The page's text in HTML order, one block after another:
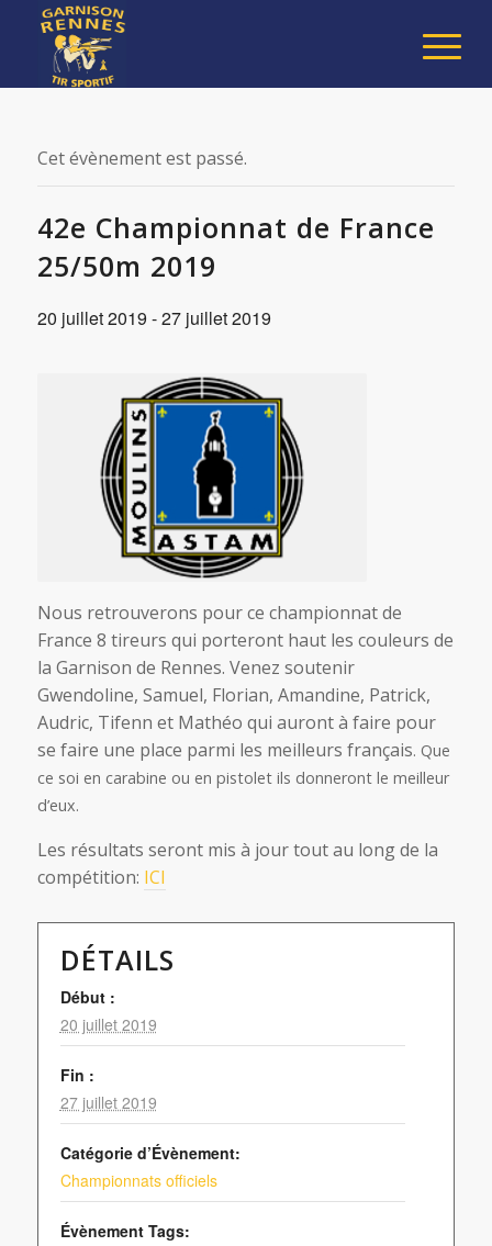
Cet évènement est passé.
42e Championnat de France
25/50m 2019
20 juillet 2019 -27 juillet 2019
Nous retrouverons pour ce championnat de
France 8 tireurs qui porteront haut les couleurs de
la Garnison de Rennes. Venez soutenir
Gwendoline, Samuel, Florian, Amandine, Patrick,
Audric, Tifenn et Mathéo qui auront à faire pour
se faire une place parmi les meilleurs français. Que
ce soi en carabine ou en pistolet ils donneront le meilleur
d’eux.
Les résultats seront mis à jour tout au long de la
compétition: ICI
DÉTAILS
Début :
20 juillet 2019
Fin :
27 juillet 2019
Catégorie d’Évènement:
Championnats officiels
Évènement Tags: